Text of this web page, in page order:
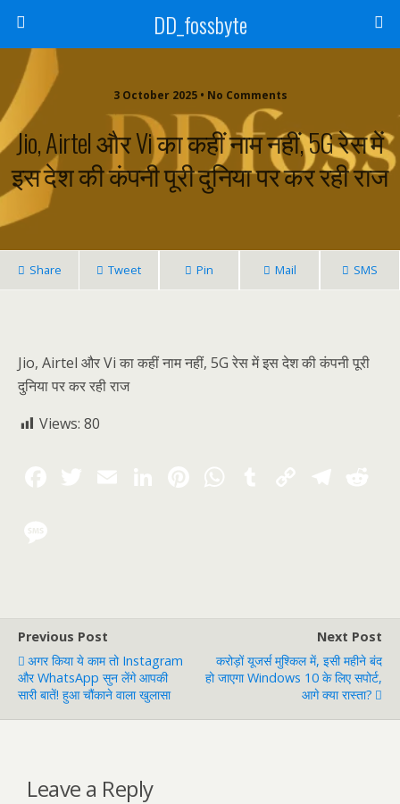
DD_fossbyte
3 October 2025 • No Comments
Jio, Airtel और Vi का कहीं नाम नहीं, 5G रेस में
इस देश की कंपनी पूरी दुनिया पर कर रही राज
Share Tweet Pin Mail SMS
Jio, Airtel और Vi का कहीं नाम नहीं, 5G रेस में इस देश की कंपनी पूरी
दुनिया पर कर रही राज
Views: 80
Previous Post
अगर किया ये काम तो Instagram
और WhatsApp सुन लेंगे आपकी
सारी बातें! हुआ चौंकाने वाला खुलासा
Next Post
करोड़ों यूजर्स मुश्किल में, इसी महीने बंद
हो जाएगा Windows 10 के लिए सपोर्ट,
आगे क्या रास्ता?
Leave a Reply